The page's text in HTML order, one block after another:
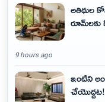
అతిథుల
రూమ్‌లకు
9 hours ago
ఇంటిని
చేయొద్దట!